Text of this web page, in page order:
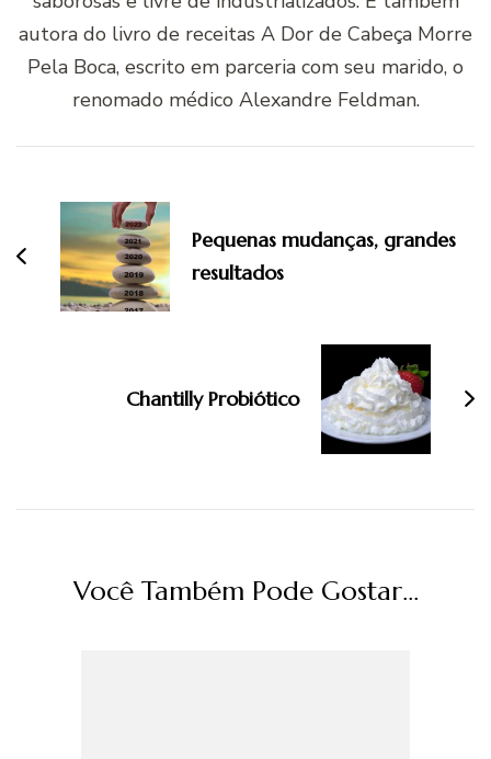
autora do livro de receitas A Dor de Cabeça Morre
Pela Boca, escrito em parceria com seu marido, o
renomado médico Alexandre Feldman.
post
Pequenas mudanças, grandes
resultados
Chantilly Probiótico
Você Também Pode Gostar...